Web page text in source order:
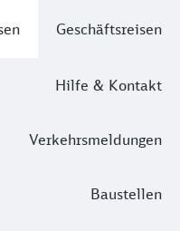
Geschäftsreisen
Hilfe & Kontakt
Verkehrsmeldungen
Baustellen